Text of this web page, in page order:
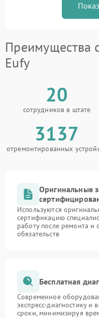
Преимущества
Eufy
20
сотрудников в штате
3137
отремонтированных
Оригинальные
Используются
сертификацию
работу после ремонта и
обязательств
Бесплатная
Современное
экспресс-диагностику и
сроки, минимизируя